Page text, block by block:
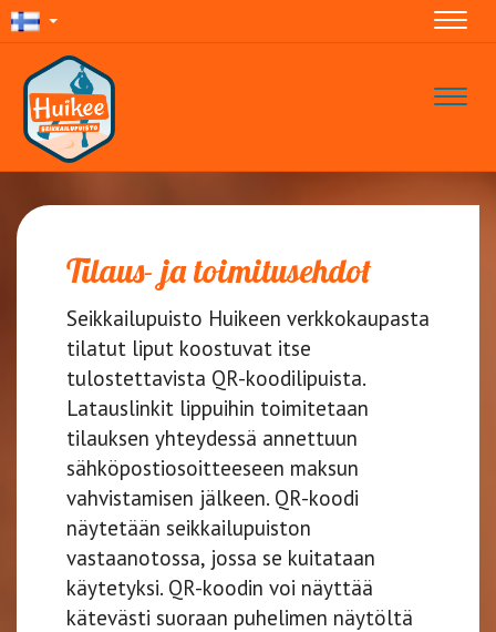
Tilaus- ja toimitusehdot
Seikkailupuisto Huikeen verkkokaupasta
tilatut liput koostuvat itse
tulostettavista QR-koodilipuista.
Latauslinkit lippuihin toimitetaan
tilauksen yhteydessä annettuun
sähköpostiosoitteeseen maksun
vahvistamisen jälkeen. QR-koodi
näytetään seikkailupuiston
vastaanotossa, jossa se kuitataan
käytetyksi. QR-koodin voi näyttää
kätevästi suoraan puhelimen näytöltä